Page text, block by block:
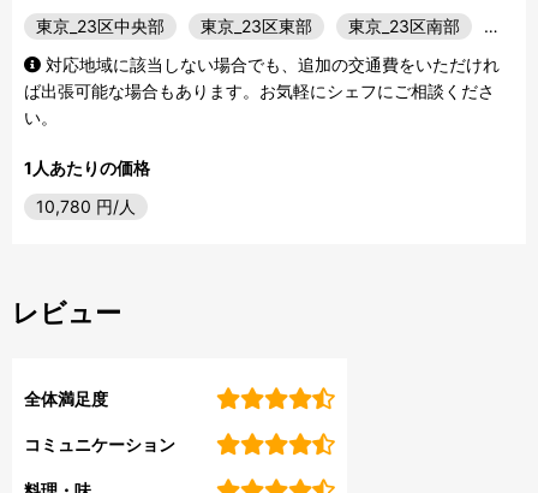
東京_23区中央部
東京_23区東部 東京_23区南部
…
対応地域に該当しない場合でも、追加の交通費をいただけれ
ば出張可能な場合もあります。お気軽にシェフにご相談くださ
い。
1人あたりの価格
10,780 円/人
レビュー
全体満足度
コミュニケーション